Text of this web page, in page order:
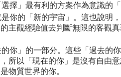
擇」最有利的方案作為意識的「
你的「新的宇宙」。這也說
主觀經驗值去判斷無限的客觀
你」的一部分。這些「過去
所以「現在的你」是沒有自由
物質世界的你。